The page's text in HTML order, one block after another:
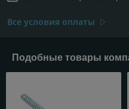
Все условия оплаты
Подобные товары